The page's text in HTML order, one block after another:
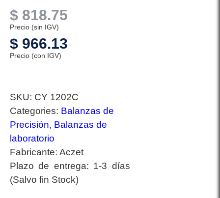
$ 818.75
Precio (sin IGV)
$ 966.13
Precio (con IGV)
SKU: CY 1202C
Categories: Balanzas de
Precisión, Balanzas de
laboratorio
Fabricante: Aczet
Plazo de entrega: 1-3 días
(Salvo fin Stock)